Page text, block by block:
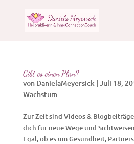
Gibt es einen Plan?
von DanielaMeyersick| Juli 18,
Wachstum
Zur Zeit sind Videos &
dich für neue Wege und
Egal, ob es um Gesundheit,